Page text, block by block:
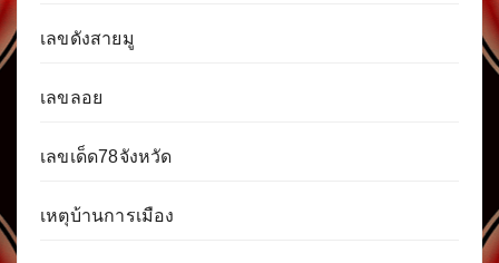
เลขดังสายมู
เลขลอย
เลขเด็ด78จังหวัด
เหตุบ้านการเมือง